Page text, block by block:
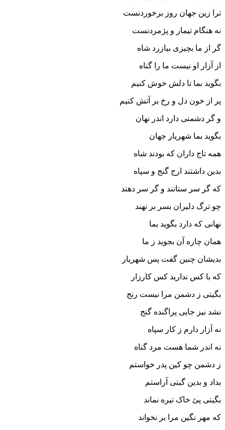
ترا زین جهان روز برخوردنست
نه هنگام تیمار و پژمردنست‏
گر از ما بچیزى بیازرد شاه
از آزار او نیست ما را گناه‏
بگوید بما تا دلش خوش کنیم
پر از خون دل و رخ بر آتش کنیم‏
و گر دشمنى دارد اندر نهان
بگوید بما شهریار جهان‏
همه تاج داران که بودند شاه
بدین داشتند ارج گنج و سپاه‏
که گر سر ستانند و گر سر دهند
چو ترگ دلیران بسر بر نهند
نهانى که دارد بگوید بما
همان چاره آن بجوید ز ما
بدیشان چنین گفت پس شهریار
که با کس ندارید کس کارزار
بگیتى ز دشمن مرا نیست رنج
نشد نیز جایى پراگنده گنج‏
نه آزار دارم ز کار سپاه
نه اندر شما هست مرد گناه‏
ز دشمن چو کین پدر خواستم
بداد و بدین گیتى آراستم‏
بگیتى پئ خاک تیره نماند
که مهر نگین مرا بر نخواند